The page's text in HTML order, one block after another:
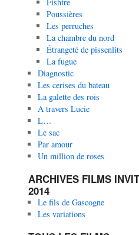
Poussières
Les perruches
La chambre du nord
Étrangeté de pissenlits
La fugue
Diagnostic
Les cerises du bateau
La galette des rois
A travers Lucie
L…
Le sac
Par amour
Un million de roses
ARCHIVES FILMS
2014
Le fils de Gascogne
Les variations